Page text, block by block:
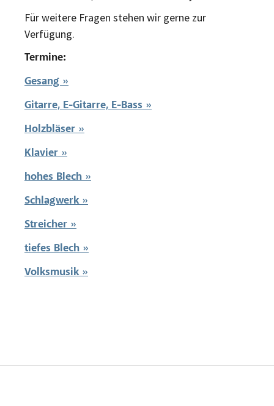
Für weitere Fragen stehen wir gerne zur
Verfügung.
Termine:
Gesang »
Gitarre, E-Gitarre, E-Bass »
Holzbläser »
Klavier »
hohes Blech »
Schlagwerk »
Streicher »
tiefes Blech »
Volksmusik »